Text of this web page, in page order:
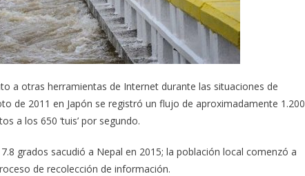
a otras herramientas de Internet durante las situaciones de
de 2011 en Japón se registró un flujo de aproximadamente 1.200
a los 650 ‘tuis’ por segundo.
grados sacudió a Nepal en 2015; la población local comenzó a
de recolección de información.